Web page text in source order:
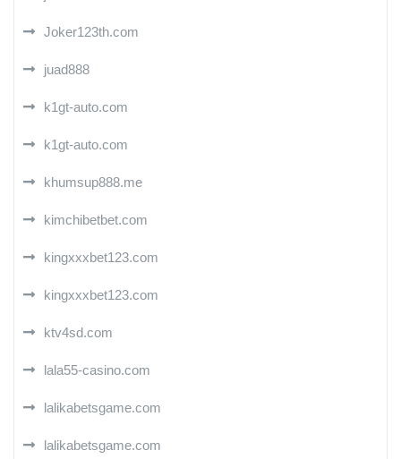
Joker123th.com
juad888
k1gt-auto.com
k1gt-auto.com
khumsup888.me
kimchibetbet.com
kingxxxbet123.com
kingxxxbet123.com
ktv4sd.com
lala55-casino.com
lalikabetsgame.com
lalikabetsgame.com